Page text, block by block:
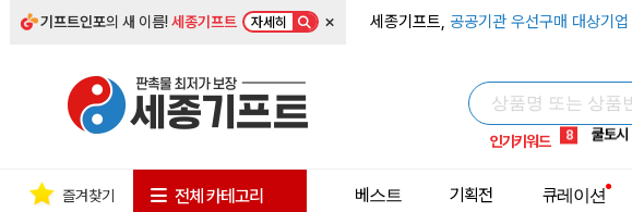
기프트인포의 새 이름!세종기프트 자세히 × 세종기프트, 공공기관 우선구매 대상기업
인기키워드
5 키캡
8 쿨토시
9 넥쿨러
1 선풍기
즐겨찾기 전체 카테고리
베스트
기획전 큐레이션